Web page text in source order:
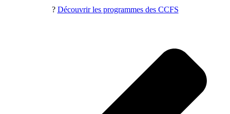
? Découvrir les programmes des CCFS